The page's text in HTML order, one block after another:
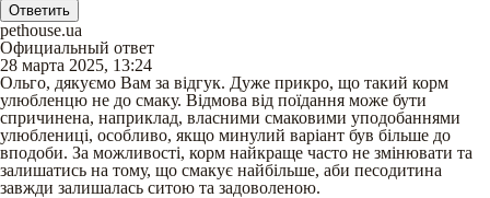
Ответить
pethouse.ua
Официальный ответ
28 марта 2025, 13:24
Ольго, дякуємо Вам за відгук. Дуже прикро, що такий корм
улюбленцю не до смаку. Відмова від поїдання може бути
спричинена, наприклад, власними смаковими уподобаннями
улюблениці, особливо, якщо минулий варіант був більше до
вподоби. За можливості, корм найкраще часто не змінювати та
залишатись на тому, що смакує найбільше, аби песодитина
завжди залишалась ситою та задоволеною.